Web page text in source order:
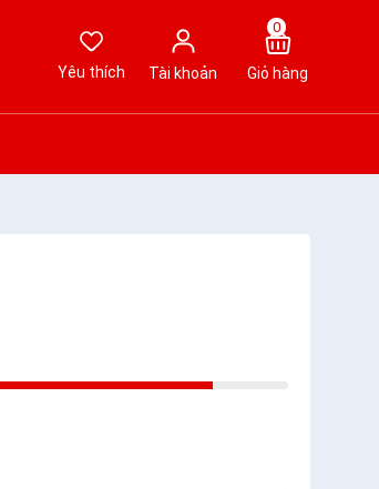
Yêu thích
Tài khoản
0
Giỏ hàng